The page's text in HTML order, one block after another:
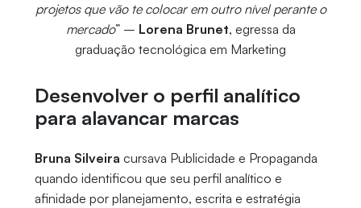
projetos que vão te colocar em outro nível perante o
mercado” – Lorena Brunet, egressa da
graduação tecnológica em Marketing
Desenvolver o perfil analítico
para alavancar marcas
Bruna Silveira cursava Publicidade e Propaganda
quando identificou que seu perfil analítico e
afinidade por planejamento, escrita e estratégia